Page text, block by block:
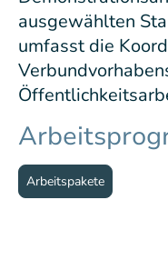
ausgewählten
umfasst die
Arbeitspakete